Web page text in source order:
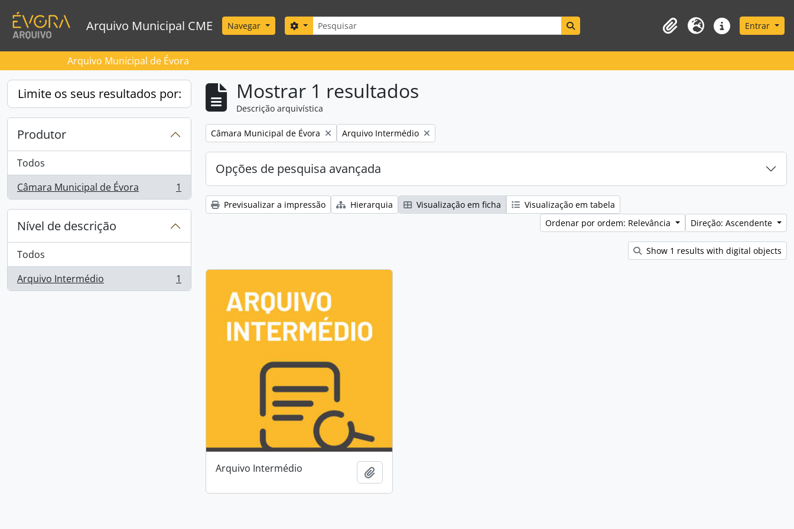
Arquivo Municipal CME Navegar Pesquisar
Search options Search in browse page
Área de transferência
Idioma Ligações rápidas
Entrar
Arquivo Municipal de Évora
Limite os seus resultados por:
Produtor
Todos
Câmara Municipal de Évora
, 1 resultados 1
Nível de descrição
Todos
Arquivo Intermédio
, 1 resultados 1
Mostrar 1 resultados
Descrição arquivística
Remove filter:
Câmara Municipal de Évora Remove filter:
Arquivo Intermédio
Opções de pesquisa avançada
Previsualizar a impressão Hierarquia Visualização em ficha
Visualização em tabela
Ordenar por ordem: Relevância
Direção: Ascendente
Show 1 results with digital objects
Arquivo Intermédio